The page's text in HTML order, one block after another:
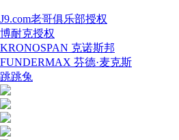
J9.com老哥俱乐部授权
博耐克授权
KRONOSPAN 克诺斯邦
FUNDERMAX 芬德·麦克斯
跳跳兔